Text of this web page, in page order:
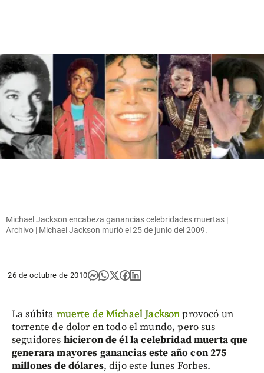
Michael Jackson encabeza ganancias celebridades muertas |
Archivo | Michael Jackson murió el 25 de junio del 2009.
26 de octubre de 2010
La súbita muerte de Michael Jacksonprovocó un
torrente de dolor en todo el mundo, pero sus
seguidores hicieron de él la celebridad muerta que
generara mayores ganancias este año con 275
millones de dólares, dijo este lunes Forbes.